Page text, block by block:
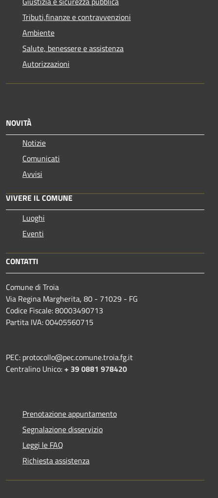
Tributi,finanze e contravvenzioni
Ambiente
Salute, benessere e assistenza
Autorizzazioni
NOVITÀ
Notizie
Comunicati
Avvisi
VIVERE IL COMUNE
Luoghi
Eventi
CONTATTI
Comune di Troia
Via Regina Margherita, 80 - 71029 - FG
Codice Fiscale: 80003490713
Partita IVA: 00405560715
PEC: protocollo@pec.comune.troia.fg.it
Centralino Unico:+ 39 0881 978420
Prenotazione appuntamento
Segnalazione disservizio
Leggi le FAQ
Richiesta assistenza